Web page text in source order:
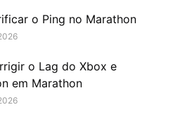
o Ping no Marathon
o Lag do Xbox e
em Marathon